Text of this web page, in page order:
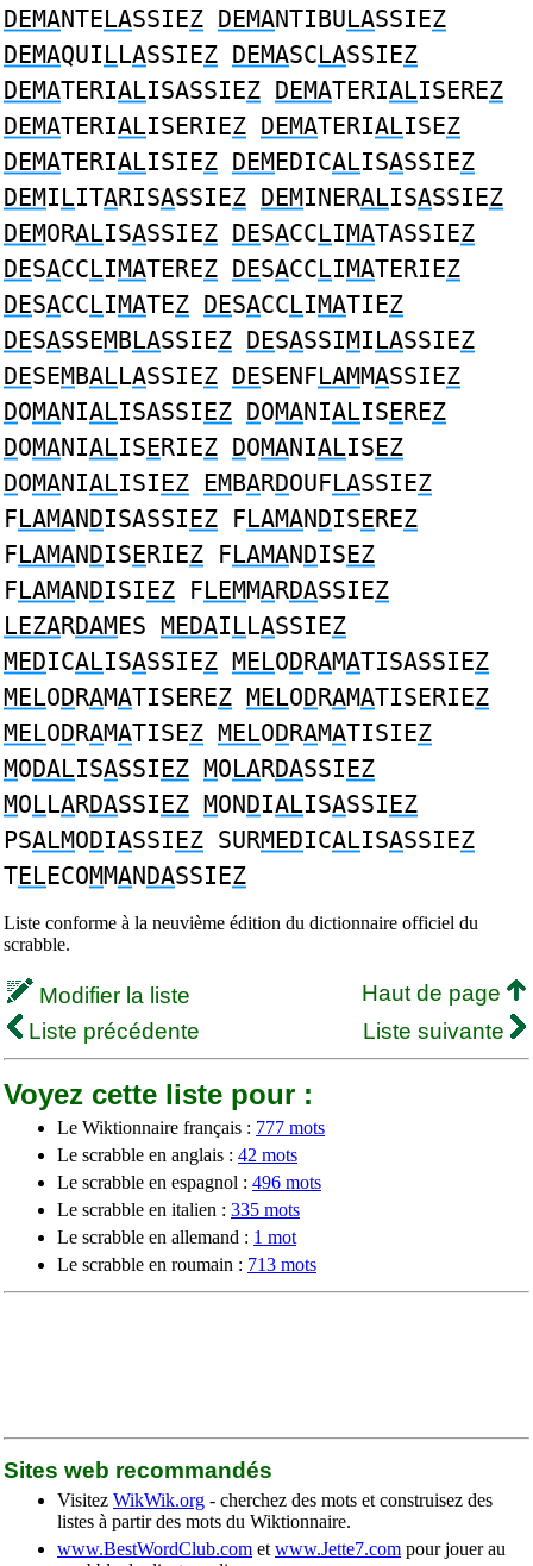
DEMANTELASSIEZ DEMANTIBULASSIEZ
DEMAQUILLASSIEZ DEMASCLASSIEZ
DEMATERIALISASSIEZ DEMATERIALISEREZ
DEMATERIALISERIEZ DEMATERIALISEZ
DEMATERIALISIEZ DEMEDICALISASSIEZ
DEMILITARISASSIEZ DEMINERALISASSIEZ
DEMORALISASSIEZ DESACCLIMATASSIEZ
DESACCLIMATEREZ DESACCLIMATERIEZ
DESACCLIMATEZ DESACCLIMATIEZ
DESASSEMBLASSIEZ DESASSIMILASSIEZ
DESEMBALLASSIEZ DESENFLAMMASSIEZ
DOMANIALISASSIEZ DOMANIALISEREZ
DOMANIALISERIEZ DOMANIALISEZ
DOMANIALISIEZ EMBARDOUFLASSIEZ
FLAMANDISASSIEZ FLAMANDISEREZ
FLAMANDISERIEZ FLAMANDISEZ
FLAMANDISIEZ FLEMMARDASSIEZ
LEZARDAMES MEDAILLASSIEZ
MEDICALISASSIEZ MELODRAMATISASSIEZ
MELODRAMATISEREZ MELODRAMATISERIEZ
MELODRAMATISEZ MELODRAMATISIEZ
MODALISASSIEZ MOLARDASSIEZ
MOLLARDASSIEZ MONDIALISASSIEZ
PSALMODIASSIEZ SURMEDICALISASSIEZ
TELECOMMANDASSIEZ
Liste conforme à la neuvième édition du dictionnaire officiel du
scrabble.
Modifier la liste
Haut de page
Liste précédente
Liste suivante
Voyez cette liste pour :
Le Wiktionnaire français : 777 mots
Le scrabble en anglais : 42 mots
Le scrabble en espagnol : 496 mots
Le scrabble en italien : 335 mots
Le scrabble en allemand : 1 mot
Le scrabble en roumain : 713 mots
Sites web recommandés
Visitez WikWik.org - cherchez des mots et construisez des
listes à partir des mots du Wiktionnaire.
www.BestWordClub.com et www.Jette7.com pour jouer au